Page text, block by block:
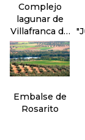
Complejo
lagunar de
Villafranca de
los
Caballeros
Embalse de
Rosarito